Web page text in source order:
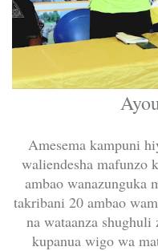
Amesema kampuni
waliendesha mafunzo
ambao wanazunguka
takribani 20 ambao
na wataanza
kupanua wigo wa